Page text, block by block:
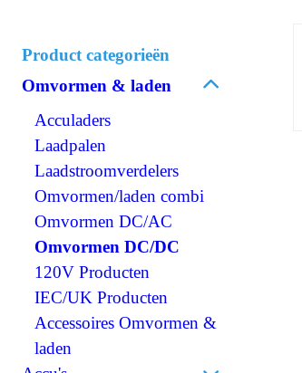
Product categorieën
Omvormen & laden
Acculaders
Laadpalen
Laadstroomverdelers
Omvormen/laden combi
Omvormen DC/AC
Omvormen DC/DC
120V Producten
IEC/UK Producten
Accessoires Omvormen &
laden